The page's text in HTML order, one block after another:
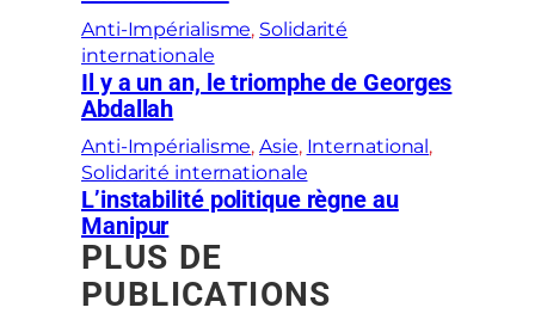
Anti-Impérialisme, Solidarité
internationale
Il y a un an, le triomphe de Georges
Abdallah
Anti-Impérialisme, Asie, International
Solidarité internationale
L’instabilité politique règne au
Manipur
PLUS DE
PUBLICATIONS